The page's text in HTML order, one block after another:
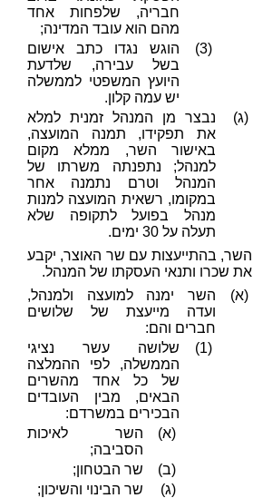
חבריה, שלפחות אחד
מהם הוא עובד המדינה;
(3)
הוגש נגדו כתב אישום
בשל עבירה, שלדעת
היועץ המשפטי לממשלה
יש עמה קלון.
(ג)
נבצר מן המנהל זמנית למלא
את תפקידו, תמנה המועצה,
באישור השר, ממלא מקום
למנהל; נתפנתה משרתו של
המנהל וטרם נתמנה אחר
במקומו, רשאית המועצה למנות
מנהל בפועל לתקופה שלא
תעלה על 30 ימים.
השר, בהתייעצות עם שר האוצר, יקבע
את שכרו ותנאי העסקתו של המנהל.
(א)
השר ימנה למועצה ולמנהל,
ועדה מייעצת של שלושים
חברים והם:
(1)
שלושה עשר נציגי
הממשלה, לפי ההמלצה
של כל אחד מהשרים
הבאים, מבין העובדים
הבכירים במשרדם:
(א)
השר לאיכות
הסביבה;
(ב)
שר הבטחון;
(ג)
שר הבינוי והשיכון;